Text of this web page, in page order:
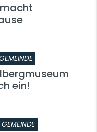
GEMEINDE
ein!
GEMEINDE